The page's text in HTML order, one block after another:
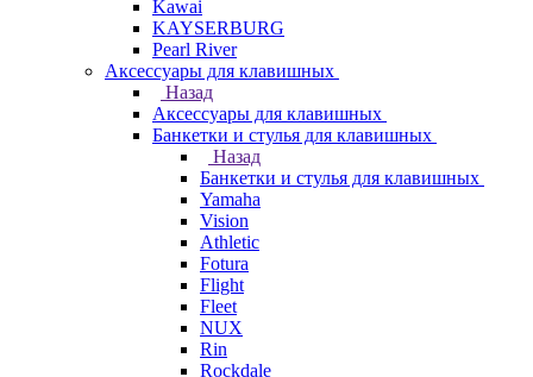
Kawai
KAYSERBURG
Pearl River
Аксессуары для клавишных
Назад
Аксессуары для клавишных
Банкетки и стулья для клавишных
Назад
Банкетки и стулья для клавишных
Yamaha
Vision
Athletic
Fotura
Flight
Fleet
NUX
Rin
Rockdale